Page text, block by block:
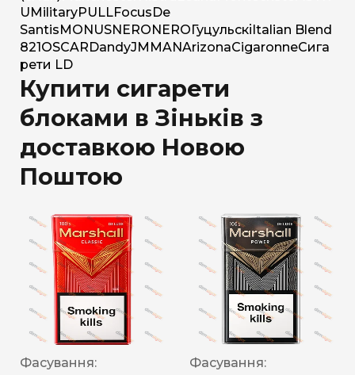
U MilitaryPULLFocus De
Santis MONUSNERO NERO Гуцульскі Italian Blend
821 OSCAR DandyJM MANArizonaCigaronneСига
рети LD
Купити сигарети
блоками в Зіньків з
доставкою Новою
Поштою
Фасування:
Фасування: